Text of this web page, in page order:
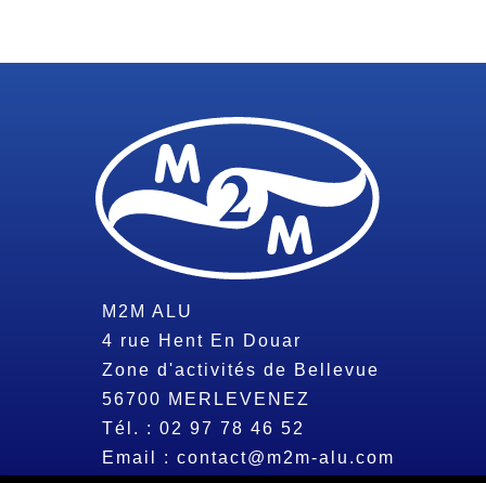
M2M ALU
4 rue Hent En Douar
Zone d'activités de Bellevue
56700 MERLEVENEZ
Tél. :02 97 78 46 52
Email :contact@m2m-alu.com